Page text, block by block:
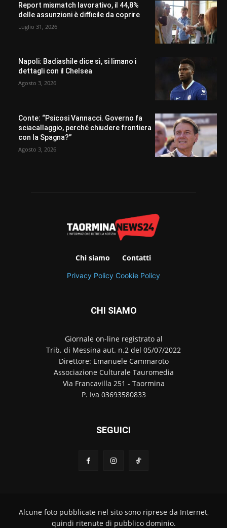
Report mismatch lavorativo, il 44,8%
delle assunzioni è difficile da coprire
Luglio 31, 2026
Napoli: Badiashile dice sì, si limano i
dettagli con il Chelsea
Agosto 3, 2026
Conte: “Psicosi Vannacci. Governo fa
sciacallaggio, perché chiudere frontiera
con la Spagna?”
Agosto 3, 2026
Chi siamo Contatti
Privacy Policy Cookie Policy
CHI SIAMO
Giornale on-line registrato al
Trib. di Messina aut. n.2 del 05/07/2022
Direttore: Emanuele Cammaroto
Associazione Culturale Tauromedia
Via Francavilla 251 - Taormina
P. Iva 03693580833
SEGUICI
Alcune foto pubblicate nel sito sono riprese da Internet,
quindi ritenute di pubblico dominio.